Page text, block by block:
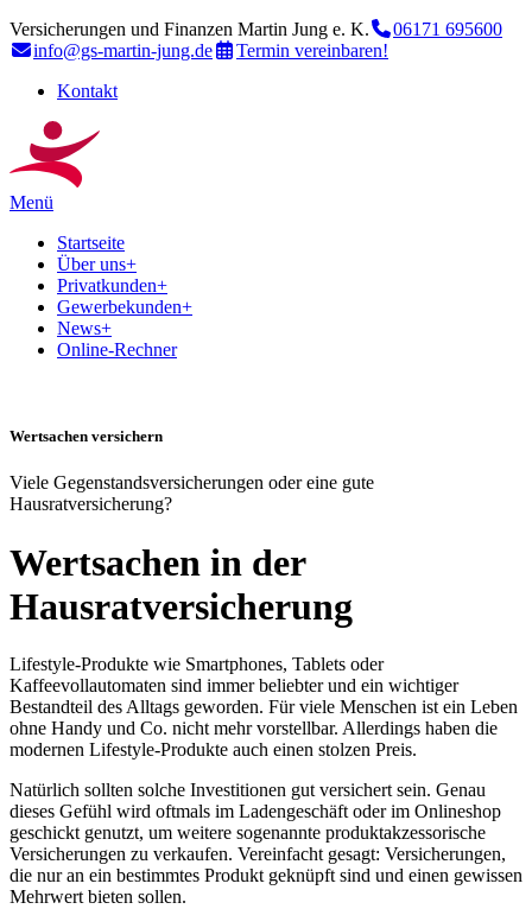
Versicherungen und Finanzen Martin Jung e. K.
06171 695600
info@gs-martin-jung.de
Termin vereinbaren!
Kontakt
Menü
Startseite
Über uns+
Privatkunden+
Gewerbekunden+
News+
Online-Rechner
Wertsachen versichern
Viele Gegenstandsversicherungen oder eine gute
Hausratversicherung?
Wertsachen in der
Hausratversicherung
Lifestyle-Produkte wie Smartphones, Tablets oder
Kaffeevollautomaten sind immer beliebter und ein wichtiger
Bestandteil des Alltags geworden. Für viele Menschen ist ein Leben
ohne Handy und Co. nicht mehr vorstellbar. Allerdings haben die
modernen Lifestyle-Produkte auch einen stolzen Preis.
Natürlich sollten solche Investitionen gut versichert sein. Genau
dieses Gefühl wird oftmals im Ladengeschäft oder im Onlineshop
geschickt genutzt, um weitere sogenannte produktakzessorische
Versicherungen zu verkaufen. Vereinfacht gesagt: Versicherungen,
die nur an ein bestimmtes Produkt geknüpft sind und einen gewissen
Mehrwert bieten sollen.